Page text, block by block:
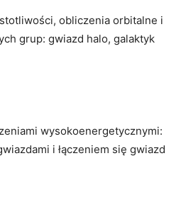
obliczenia orbitalne i
grup: gwiazd halo, galaktyk
wysokoenergetycznymi:
i łączeniem się gwiazd